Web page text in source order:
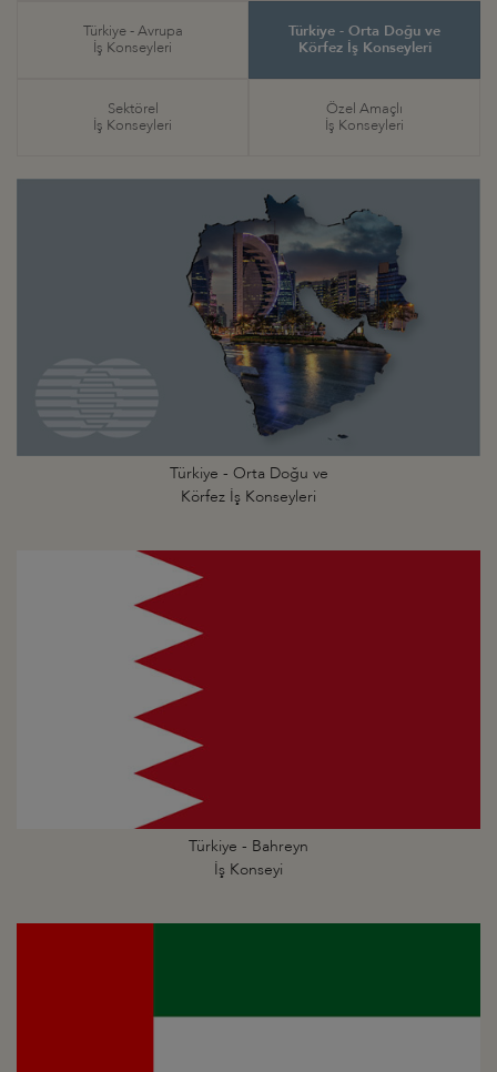
Türkiye - Avrupa
İş Konseyleri
Türkiye - Orta Doğu ve
Körfez İş Konseyleri
Sektörel
İş Konseyleri
Özel Amaçlı
İş Konseyleri
Türkiye - Orta Doğu ve
Körfez İş Konseyleri
Türkiye - Bahreyn
İş Konseyi